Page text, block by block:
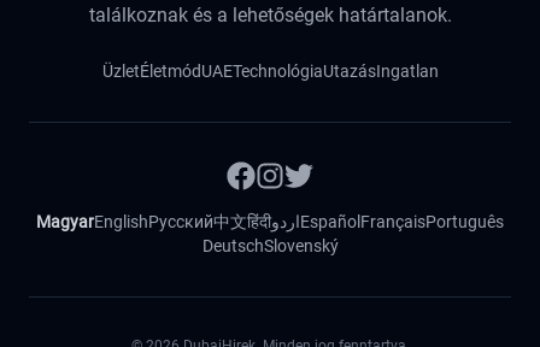
találkoznak és a lehetőségek határtalanok.
ÜzletÉletmódUAETechnológiaUtazásIngatlan
MagyarEnglishРусский中文हिंदीاردوEspañol FrançaisPortuguês
DeutschSlovenský